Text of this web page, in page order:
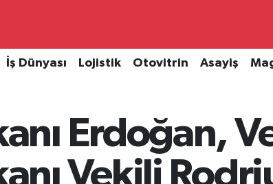
İş Dünyası Lojistik Otovitrin Asayiş
Erdoğan,
Vekili